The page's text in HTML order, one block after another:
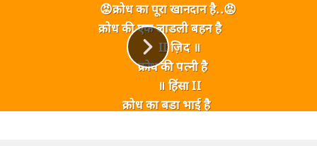
😡क्रोध का पूरा खानदान है..😡
क्रोध की एक लाडली बहन है
II ज़िद ॥
क्रोध की पत्नी है
॥ हिंसा II
क्रोध का बडा भाई है